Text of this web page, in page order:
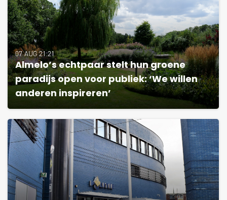
07 AUG 21:21
Almelo’s echtpaar stelt hun groene
paradijs open voor publiek: ‘We willen
anderen inspireren’